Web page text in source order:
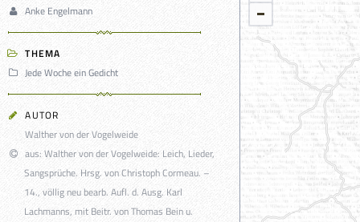
Anke Engelmann
THEMA
Jede Woche ein Gedicht
AUTOR
Walther von der Vogelweide
aus: Walther von der Vogelweide: Leich, Lieder,
Sangsprüche. Hrsg. von Christoph Cormeau. –
14., völlig neu bearb. Aufl. d. Ausg. Karl
Lachmanns, mit Beitr. von Thomas Bein u.